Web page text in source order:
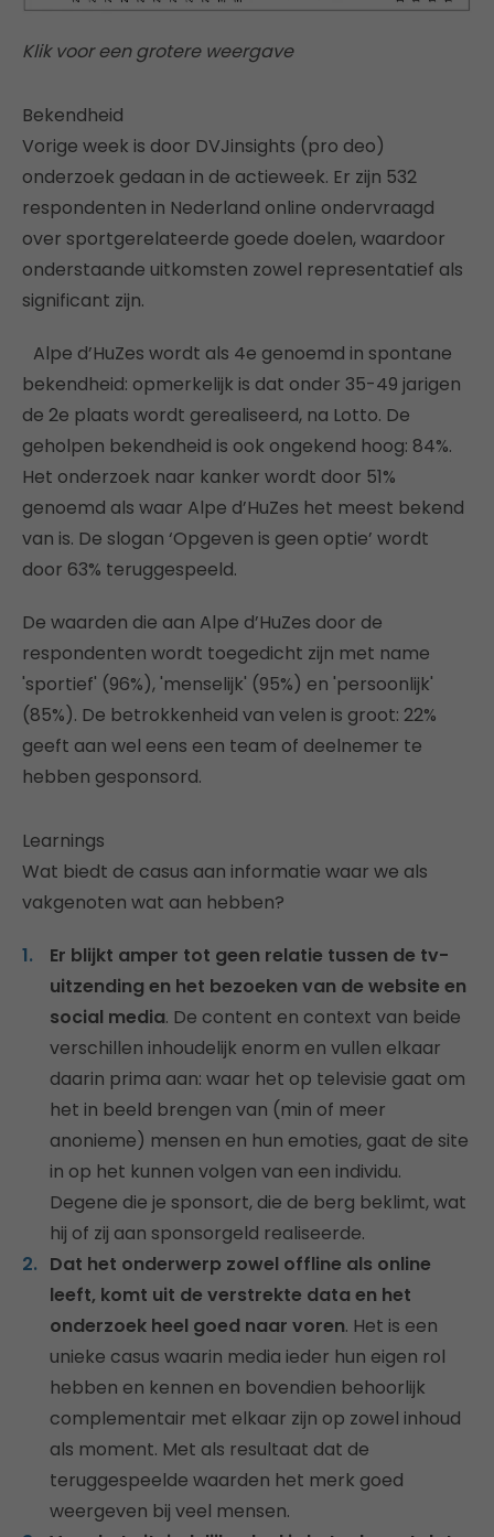
Klik voor een grotere weergave
Bekendheid
Vorige week is door DVJinsights (pro deo)
onderzoek gedaan in de actieweek. Er zijn 532
respondenten in Nederland online ondervraagd
over sportgerelateerde goede doelen, waardoor
onderstaande uitkomsten zowel representatief als
significant zijn.
Alpe d’HuZes wordt als 4e genoemd in spontane
bekendheid: opmerkelijk is dat onder 35-49 jarigen
de 2e plaats wordt gerealiseerd, na Lotto. De
geholpen bekendheid is ook ongekend hoog: 84%.
Het onderzoek naar kanker wordt door 51%
genoemd als waar Alpe d’HuZes het meest bekend
van is. De slogan ‘Opgeven is geen optie’ wordt
door 63% teruggespeeld.
De waarden die aan Alpe d’HuZes door de
respondenten wordt toegedicht zijn met name
'sportief' (96%), 'menselijk' (95%) en 'persoonlijk'
(85%). De betrokkenheid van velen is groot: 22%
geeft aan wel eens een team of deelnemer te
hebben gesponsord.
Learnings
Wat biedt de casus aan informatie waar we als
vakgenoten wat aan hebben?
Er blijkt amper tot geen relatie tussen de tv-
uitzending en het bezoeken van de website en
social media. De content en context van beide
verschillen inhoudelijk enorm en vullen elkaar
daarin prima aan: waar het op televisie gaat om
het in beeld brengen van (min of meer
anonieme) mensen en hun emoties, gaat de site
in op het kunnen volgen van een individu.
Degene die je sponsort, die de berg beklimt, wat
hij of zij aan sponsorgeld realiseerde.
Dat het onderwerp zowel offline als online
leeft, komt uit de verstrekte data en het
onderzoek heel goed naar voren. Het is een
unieke casus waarin media ieder hun eigen rol
hebben en kennen en bovendien behoorlijk
complementair met elkaar zijn op zowel inhoud
als moment. Met als resultaat dat de
teruggespeelde waarden het merk goed
weergeven bij veel mensen.